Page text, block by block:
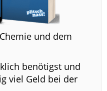
und dem
benötigst und
viel Geld bei der